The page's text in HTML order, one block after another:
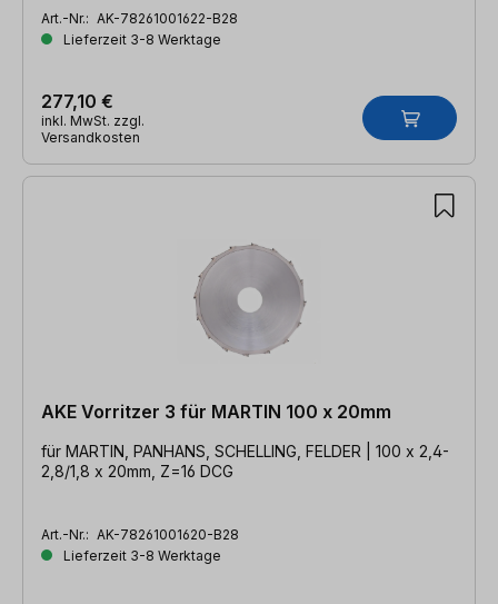
Art.-Nr.: AK-78261001622-B28
Lieferzeit 3-8 Werktage
277,10 €
inkl. MwSt. zzgl.
Versandkosten
AKE Vorritzer 3 für MARTIN 100 x 20mm
für MARTIN, PANHANS, SCHELLING, FELDER | 100 x 2,4-
2,8/1,8 x 20mm, Z=16 DCG
Art.-Nr.: AK-78261001620-B28
Lieferzeit 3-8 Werktage